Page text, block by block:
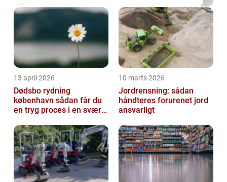
13 april 2026
Dødsbo rydning
københavn sådan får du
en tryg proces i en svær
10 marts 2026
Jordrensning: sådan
håndteres forurenet jord
ansvarligt